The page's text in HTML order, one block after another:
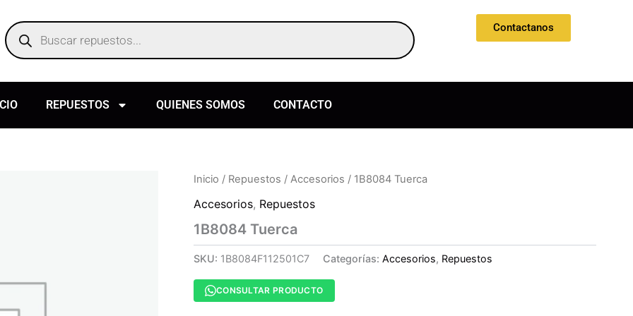
Products
search
Contactanos
REPUESTOS QUIENES SOMOS CONTACTO
Inicio / Repuestos / Accesorios / 1B8084 Tuerca
Accesorios, Repuestos
1B8084 Tuerca
SKU: 1B8084F112501C7 Categorías: Accesorios, Repuestos
CONSULTAR PRODUCTO